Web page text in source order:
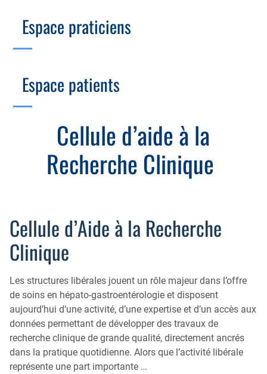
Cellule d’aide à la
Recherche Clinique
Cellule d’Aide à la Recherche
Clinique
Les structures libérales jouent un rôle majeur dans l’offre
de soins en hépato-gastroentérologie et disposent
aujourd’hui d’une activité, d’une expertise et d’un accès aux
données permettant de développer des travaux de
recherche clinique de grande qualité, directement ancrés
dans la pratique quotidienne. Alors que l’activité libérale
représente une part importante …
Espace praticiens
Échographie
Gastro-pédiatrie
Hépatologie
Nutrition
Proctologie
Cellule d’Aide à la Recherche Clinique
Cotation des actes, lien avec les syndicats
Juridique
Plateau technique
Espace patients
Estomac
Nutrition
Rectum et anus
Tube digestif
Colobox
My MICI Book
Qu’est-ce que la coloscopie ?